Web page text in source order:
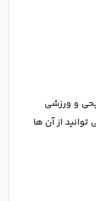
و ورزشی
از آن ها